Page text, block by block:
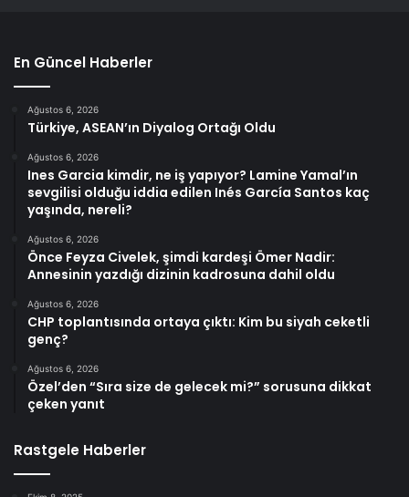
En Güncel Haberler
Ağustos 6, 2026
Türkiye, ASEAN’ın Diyalog Ortağı Oldu
Ağustos 6, 2026
Ines Garcia kimdir, ne iş yapıyor? Lamine Yamal’ın
sevgilisi olduğu iddia edilen Inés García Santos kaç
yaşında, nereli?
Ağustos 6, 2026
Önce Feyza Civelek, şimdi kardeşi Ömer Nadir:
Annesinin yazdığı dizinin kadrosuna dahil oldu
Ağustos 6, 2026
CHP toplantısında ortaya çıktı: Kim bu siyah ceketli
genç?
Ağustos 6, 2026
Özel’den “Sıra size de gelecek mi?” sorusuna dikkat
çeken yanıt
Rastgele Haberler